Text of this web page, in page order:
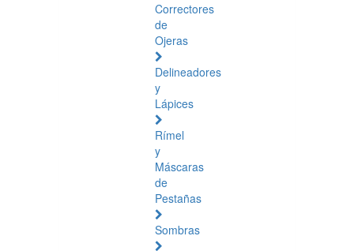
Correctores
de
Ojeras
Delineadores
y
Lápices
Rímel
y
Máscaras
de
Pestañas
Sombras